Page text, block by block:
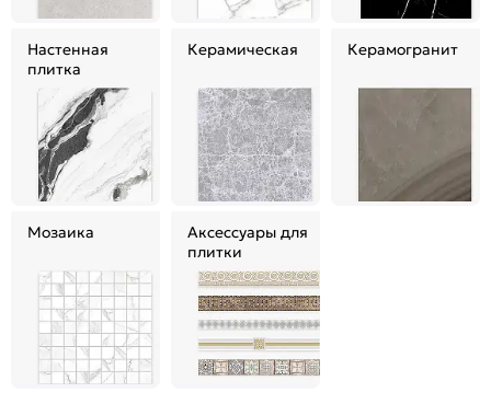
Настенная
плитка
Керамическая Керамогранит
Мозаика
Аксессуары для
плитки